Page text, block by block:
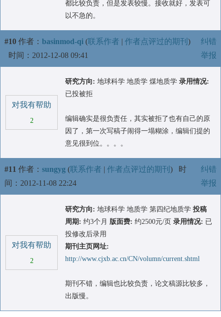
都比较负责，但是发表较慢。接收就好，发表可
以不急的。
#10 作者： basinmod-qi (联系作者 | 作者点评过的期刊 )
时间：2012-12-08 09:41
纠错
举报
对我有帮助
2
研究方向: 地球科学 地质学 煤地质学 录用情况:
已投被拒
编辑确实是很负责任，其实被拒了也有自己的原
因了，第一次写稿子闹得一塌糊涂，编辑们提的
意见很到位。。。。
#11 作者： sungyg (联系作者 | 作者点评过的期刊 ) 时
间：2012-11-08 22:24
纠错
举报
对我有帮助
2
研究方向: 地球科学 地质学 第四纪地质学 投稿
周期: 约3个月 版面费: 约2500元/页 录用情况: 已
投修改后录用
期刊主页网址:
http://www.cjxb.ac.cn/CN/volumn/current.shtml
期刊不错，编辑也比较负责，论文稿源比较多，
出版慢。